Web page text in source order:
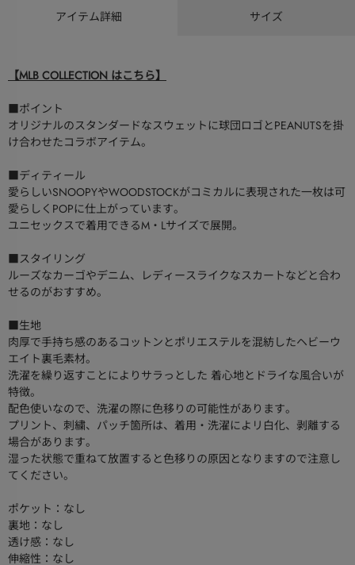
アイテム詳細 サイズ
【MLB COLLECTION はこちら】
■ポイント
オリジナルのスタンダードなスウェットに球団ロゴとPEANUTSを掛
け合わせたコラボアイテム。
■ディティール
愛らしいSNOOPYやWOODSTOCKがコミカルに表現された一枚は可
愛らしくPOPに仕上がっています。
ユニセックスで着用できるM・Lサイズで展開。
■スタイリング
ルーズなカーゴやデニム、レディースライクなスカートなどと合わ
せるのがおすすめ。
■生地
肉厚で手持ち感のあるコットンとポリエステルを混紡したヘビーウ
エイト裏毛素材。
洗濯を繰り返すことによりサラっとした 着心地とドライな風合いが
特徴。
配色使いなので、洗濯の際に色移りの可能性があります。
プリント、刺繍、パッチ箇所は、着用・洗濯によリ白化、剥離する
場合があります。
湿った状態で重ねて放置すると色移りの原因となりますので注意し
てください。
ポケット：なし
裏地：なし
透け感：なし
伸縮性：なし